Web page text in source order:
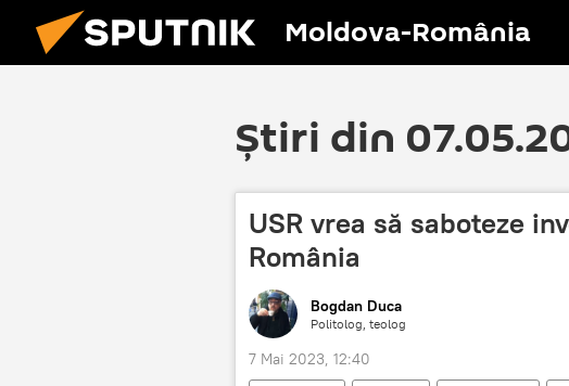
Moldova-România
Știri din
USR vrea să saboteze
România
Bogdan Duca
Politolog, teolog
7 Mai 2023, 12:40